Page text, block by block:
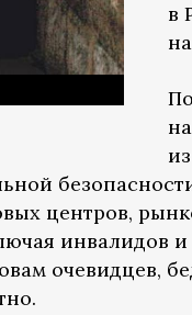
в
центров,
инвалидов и
очевидцев,